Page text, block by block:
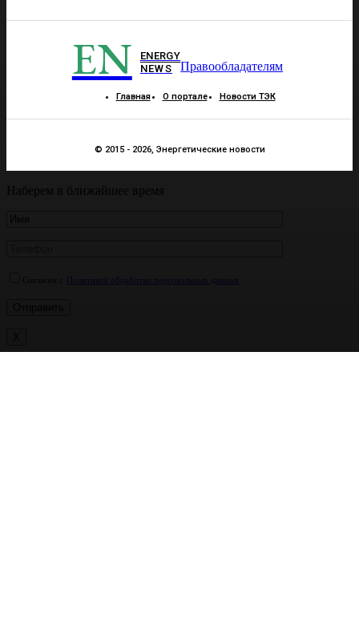
EN
ENERGY
NEWS
Правообладателям
Главная О портале Новости ТЭК
© 2015 - 2026, Энергетические новости
Наберем в ближайшее время